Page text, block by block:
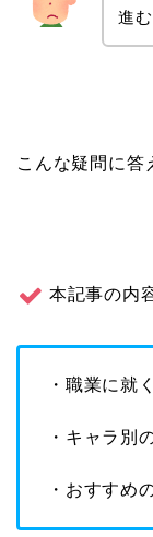
進
こんな疑問に答
本記事の内
・職業に就
・キャラ別
・おすすめ